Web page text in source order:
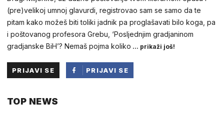
(pre)velikoj umnoj glavurdi, registrovao sam se samo da te
pitam kako možeš biti toliki jadnik pa proglašavati bilo koga, pa
i poštovanog profesora Grebu, ‘Posljednjim gradjaninom
gradjanske BiH’? Nemaš pojma koliko ... prikaži još!
PRIJAVI SE
PRIJAVI SE
TOP NEWS